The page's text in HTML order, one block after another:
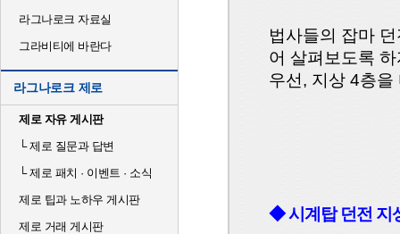
라그나로크 자료실
그라비티에 바란다
라그나로크 제로
제로 자유 게시판
└제로 질문과 답변
└제로 패치 · 이벤트 · 소식
제로 팁과 노하우 게시판
제로 거래 게시판
법사들의 잡마
어 살펴보도록 하
우선, 지상 4층을
◆ 시계탑 던전 지